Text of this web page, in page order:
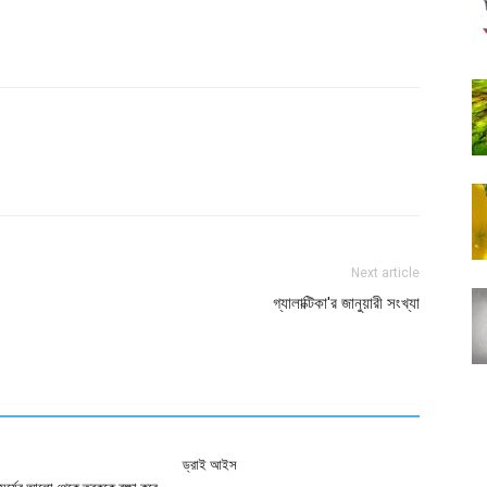
Next article
গ্যালাক্টিকা'র জানুয়ারী সংখ্যা
ড্রাই আইস